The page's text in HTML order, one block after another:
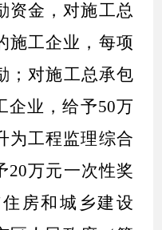
资金，对施工总
施工企业，每项
；对施工总承包
企业，给予50万
为工程监理综合
20万元一次性奖
房和城乡建设